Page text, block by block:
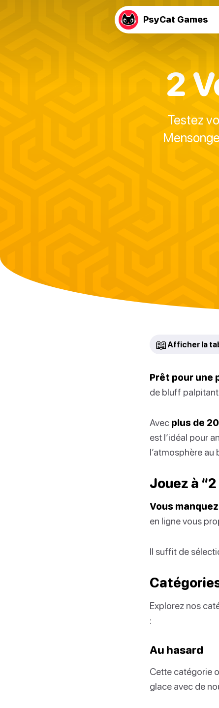
PsyCat Games
2
Testez
📖 Afficher la
Prêt pour une
de bluff
Avec plus de
est l’idéal pour
l’atmosphère au
Jouez à
Vous
en ligne vous
Il suffit de
Explorez nos
:
Au hasard
Cette catégorie
glace avec de